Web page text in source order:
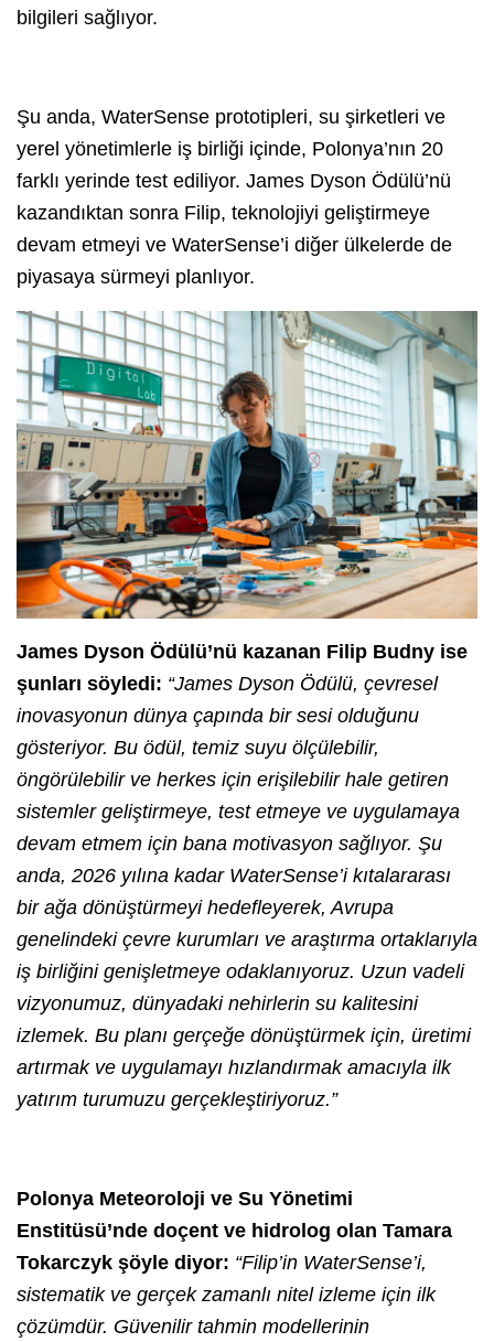
bilgileri sağlıyor.
Şu anda, WaterSense prototipleri, su şirketleri ve
yerel yönetimlerle iş birliği içinde, Polonya’nın 20
farklı yerinde test ediliyor. James Dyson Ödülü’nü
kazandıktan sonra Filip, teknolojiyi geliştirmeye
devam etmeyi ve WaterSense’i diğer ülkelerde de
piyasaya sürmeyi planlıyor.
James Dyson Ödülü’nü kazanan Filip Budny ise
şunları söyledi: “James Dyson Ödülü, çevresel
inovasyonun dünya çapında bir sesi olduğunu
gösteriyor. Bu ödül, temiz suyu ölçülebilir,
öngörülebilir ve herkes için erişilebilir hale getiren
sistemler geliştirmeye, test etmeye ve uygulamaya
devam etmem için bana motivasyon sağlıyor. Şu
anda, 2026 yılına kadar WaterSense’i kıtalararası
bir ağa dönüştürmeyi hedefleyerek, Avrupa
genelindeki çevre kurumları ve araştırma ortaklarıyla
iş birliğini genişletmeye odaklanıyoruz. Uzun vadeli
vizyonumuz, dünyadaki nehirlerin su kalitesini
izlemek. Bu planı gerçeğe dönüştürmek için, üretimi
artırmak ve uygulamayı hızlandırmak amacıyla ilk
yatırım turumuzu gerçekleştiriyoruz.”
Polonya Meteoroloji ve Su Yönetimi
Enstitüsü’nde doçent ve hidrolog olan Tamara
Tokarczyk şöyle diyor: “Filip’in WaterSense’i,
sistematik ve gerçek zamanlı nitel izleme için ilk
çözümdür. Güvenilir tahmin modellerinin